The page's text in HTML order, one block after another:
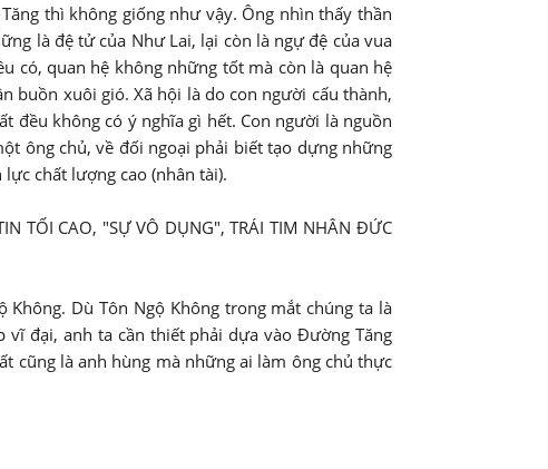
thì không giống như vậy. Ông nhìn thấy thần
là đệ tử của Như Lai, lại còn là ngự đệ của vua
có, quan hệ không những tốt mà còn là quan hệ
buồn xuôi gió. Xã hội là do con người cấu thành,
đều không có ý nghĩa gì hết. Con người là nguồn
ông chủ, về đối ngoại phải biết tạo dựng những
chất lượng cao (nhân tài).
TỐI CAO, "SỰ VÔ DỤNG", TRÁI TIM NHÂN ĐỨC
Dù Tôn Ngộ Không trong mắt chúng ta là
đại, anh ta cần thiết phải dựa vào Đường Tăng
cũng là anh hùng mà những ai làm ông chủ thực